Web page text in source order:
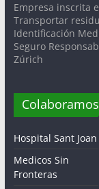
Empresa inscrita
Transportar
Identificación
Seguro
Zúrich
Colaboramos
Hospital Sant Joan
Medicos Sin
Fronteras